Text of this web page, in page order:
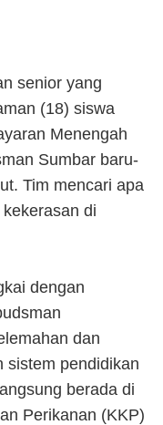
senior yang
(18) siswa
Menengah
Sumbar baru-
Tim mencari apa
di
dengan
dan
sistem pendidikan
berada di
Perikanan (KKP)